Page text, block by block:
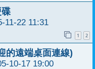
11-22 11:31
1 2
的遠端桌面連線)
10-17 19:00